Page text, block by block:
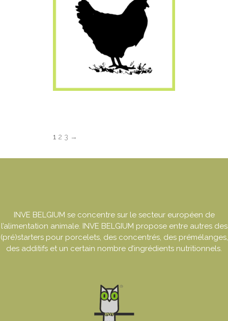
1 2 3 →
INVE BELGIUM se concentre sur le secteur européen de
l’alimentation animale. INVE BELGIUM propose entre autres des
(pré)starters pour porcelets, des concentrés, des prémélanges,
des additifs et un certain nombre d’ingrédients nutritionnels.